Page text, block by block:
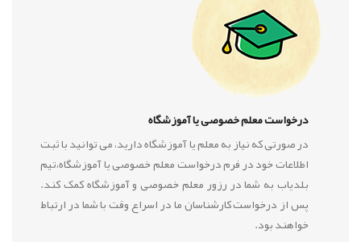
درخواست معلم خصوصی یا آموزشگاه
در صورتی که نیاز به معلم یا آموزشگاه دارید، می توانید با ثبت
اطلاعات خود در فرم درخواست معلم خصوصی یا آموزشگاه،تیم
بلدیاب به شما در رزور معلم خصوصی و آموزشگاه کمک کند.
پس از درخواست کارشناسان ما در اسراع وقت با شما در ارتباط
خواهند بود.